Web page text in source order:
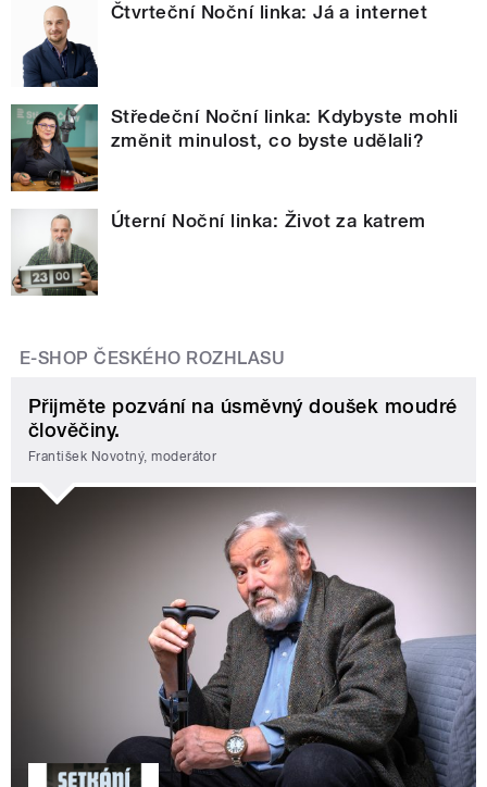
Čtvrteční Noční linka: Já a internet
Středeční Noční linka: Kdybyste mohli
změnit minulost, co byste udělali?
Úterní Noční linka: Život za katrem
E-SHOP ČESKÉHO ROZHLASU
Přijměte pozvání na úsměvný doušek moudré
člověčiny.
František Novotný, moderátor